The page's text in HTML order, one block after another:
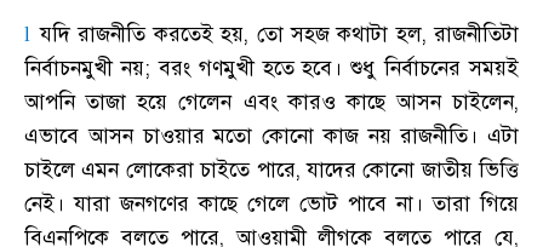
l যদি রাজনীতি করতেই হয়, তো সহজ কথাটা হল,রাজনীতিটা
নির্বাচনমুখী নয়;বরং গণমুখী হতে হবে । শুধু নির্বাচনের সময়ই
আপনি তাজা হয়ে গেলেন এবং কারও কাছে আসন চাইলেন,
এভাবে আসন চাওয়ার মতো কোনো কাজ নয় রাজনীতি। এটা
চাইলে এমন লোকেরা চাইতে পারে,যাদের কোনো জাতীয় ভিত্তি
নেই। যারা জনগণের কাছে গেলে ভোট পাবে না । তারা গিয়ে
বিএনপিকে বলতে পারে,আওয়ামী লীগকে বলতে পারে যে,